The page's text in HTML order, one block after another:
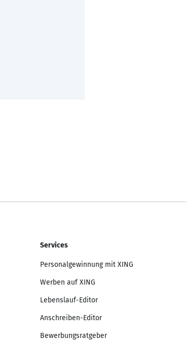
Services
Personalgewinnung mit XING
Werben auf XING
Lebenslauf-Editor
Anschreiben-Editor
Bewerbungsratgeber